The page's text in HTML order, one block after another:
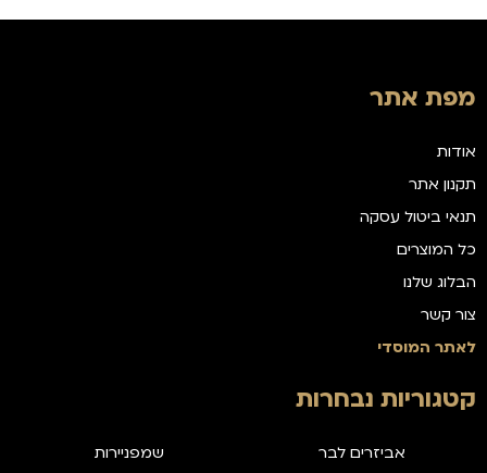
מפת אתר
אודות
תקנון אתר
תנאי ביטול עסקה
כל המוצרים
הבלוג שלנו
צור קשר
לאתר המוסדי
קטגוריות נבחרות
אביזרים לבר
שמפניירות